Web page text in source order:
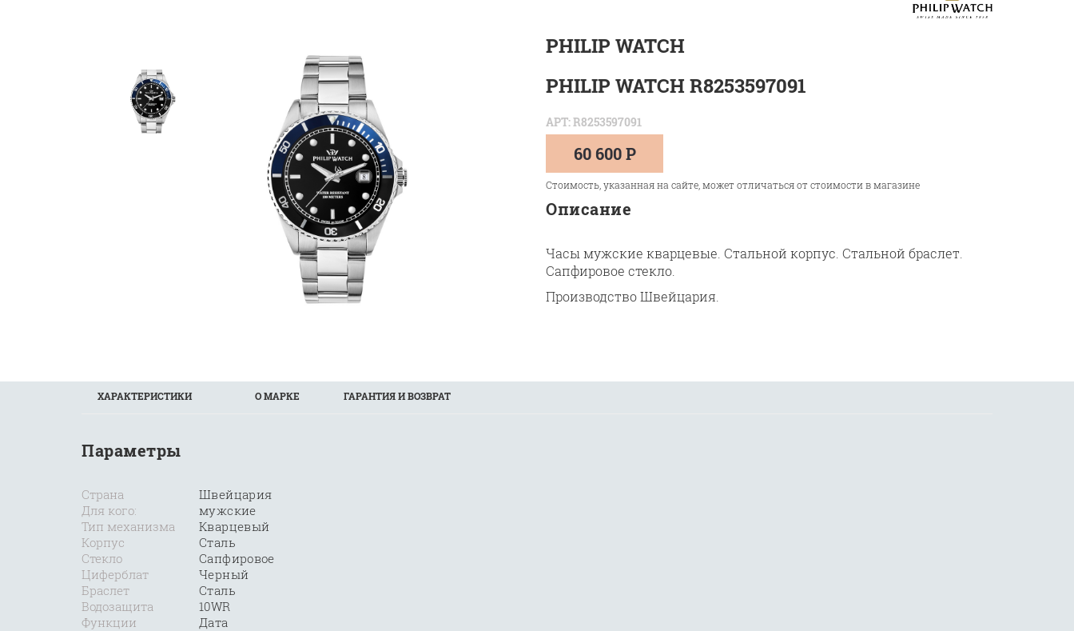
PHILIP WATCH
PHILIP WATCH R8253597091
АРТ: R8253597091
60 600 Р
Стоимость, указанная на сайте, может отличаться от стоимости в магазине
Описание
Часы мужские кварцевые. Стальной корпус. Стальной браслет.
Сапфировое стекло.
Производство Швейцария.
ХАРАКТЕРИСТИКИ О МАРКЕ ГАРАНТИЯ И ВОЗВРАТ
Параметры
Страна
Для кого:
Тип механизма
Корпус
Стекло
Циферблат
Браслет
Водозащита
Функции
Швейцария
мужские
Кварцевый
Сталь
Сапфировое
Черный
Сталь
10WR
Дата